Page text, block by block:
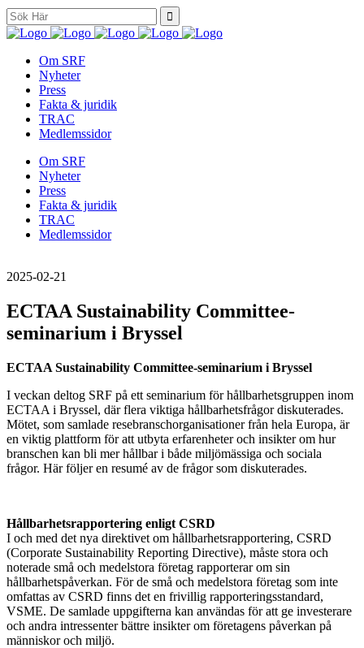
Search
for:
Om SRF
Nyheter
Press
Fakta & juridik
TRAC
Medlemssidor
Om SRF
Nyheter
Press
Fakta & juridik
TRAC
Medlemssidor
2025-02-21
ECTAA Sustainability Committee-
seminarium i Bryssel
ECTAA Sustainability Committee-seminarium i Bryssel
I veckan deltog SRF på ett seminarium för hållbarhetsgruppen inom
ECTAA i Bryssel, där flera viktiga hållbarhetsfrågor diskuterades.
Mötet, som samlade resebranschorganisationer från hela Europa, är
en viktig plattform för att utbyta erfarenheter och insikter om hur
branschen kan bli mer hållbar i både miljömässiga och sociala
frågor. Här följer en resumé av de frågor som diskuterades.
Hållbarhetsrapportering enligt CSRD
I och med det nya direktivet om hållbarhetsrapportering, CSRD
(Corporate Sustainability Reporting Directive), måste stora och
noterade små och medelstora företag rapporterar om sin
hållbarhetspåverkan. För de små och medelstora företag som inte
omfattas av CSRD finns det en frivillig rapporteringsstandard,
VSME. De samlade uppgifterna kan användas för att ge investerare
och andra intressenter bättre insikter om företagens påverkan på
människor och miljö.